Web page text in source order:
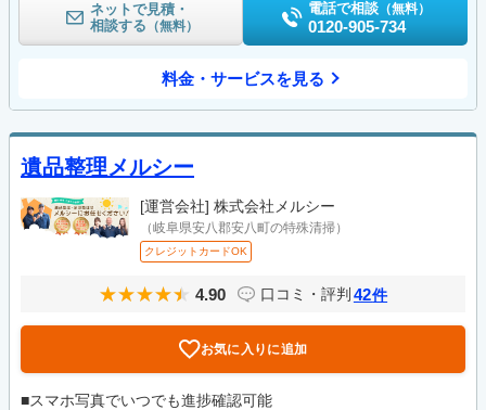
ネットで見積・
相談する （無料）
電話で相談 （無料）
0120-905-734
料金・サービスを見る
遺品整理メルシー
[運営会社] 株式会社メルシー
（岐阜県安八郡安八町の特殊清掃）
クレジットカードOK
4.90 口コミ・評判 42件
お気に入りに追加
■スマホ写真でいつでも進捗確認可能